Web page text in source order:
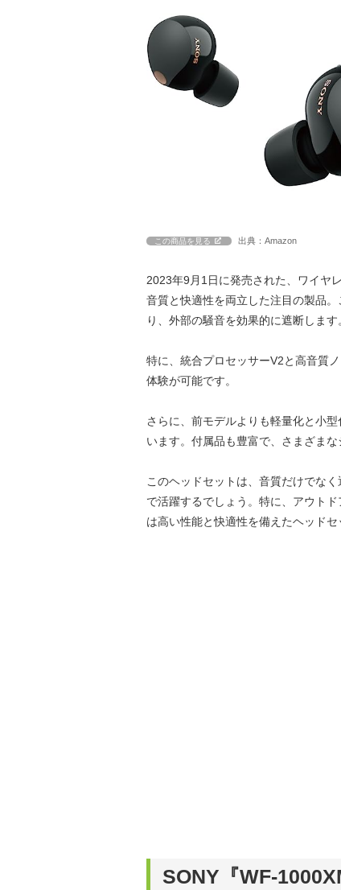
この商品を見る 出典：Amazon
2023年9月1日に発売された、ワイヤ
音質と快適性を両立した注目の製品
り、外部の騒音を効果的に遮断します
特に、統合プロセッサーV2と高音質
体験が可能です。
さらに、前モデルよりも軽量化と小
います。付属品も豊富で、さまざま
このヘッドセットは、音質だけでな
で活躍するでしょう。特に、アウト
は高い性能と快適性を備えたヘッドセ
SONY『WF-